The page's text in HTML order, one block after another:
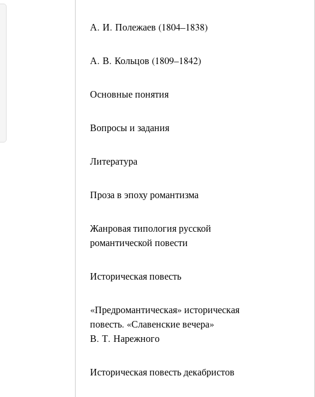
А. И. Полежаев (1804–1838)
А. В. Кольцов (1809–1842)
Основные понятия
Вопросы и задания
Литература
Проза в эпоху романтизма
Жанровая типология русской
романтической повести
Историческая повесть
«Предромантическая» историческая
повесть. «Славенские вечера»
В. Т. Нарежного
Историческая повесть декабристов